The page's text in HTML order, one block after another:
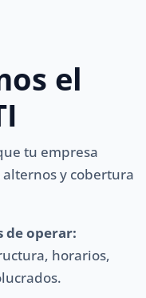
el
tu empresa
y cobertura
de operar:
horarios,